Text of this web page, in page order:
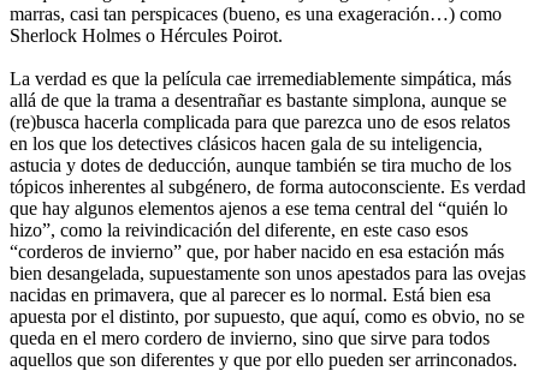
marras, casi tan perspicaces (bueno, es una exageración…) como
Sherlock Holmes o Hércules Poirot.
La verdad es que la película cae irremediablemente simpática, más
allá de que la trama a desentrañar es bastante simplona, aunque se
(re)busca hacerla complicada para que parezca uno de esos relatos
en los que los detectives clásicos hacen gala de su inteligencia,
astucia y dotes de deducción, aunque también se tira mucho de los
tópicos inherentes al subgénero, de forma autoconsciente. Es verdad
que hay algunos elementos ajenos a ese tema central del “quién lo
hizo”, como la reivindicación del diferente, en este caso esos
“corderos de invierno” que, por haber nacido en esa estación más
bien desangelada, supuestamente son unos apestados para las ovejas
nacidas en primavera, que al parecer es lo normal. Está bien esa
apuesta por el distinto, por supuesto, que aquí, como es obvio, no se
queda en el mero cordero de invierno, sino que sirve para todos
aquellos que son diferentes y que por ello pueden ser arrinconados.